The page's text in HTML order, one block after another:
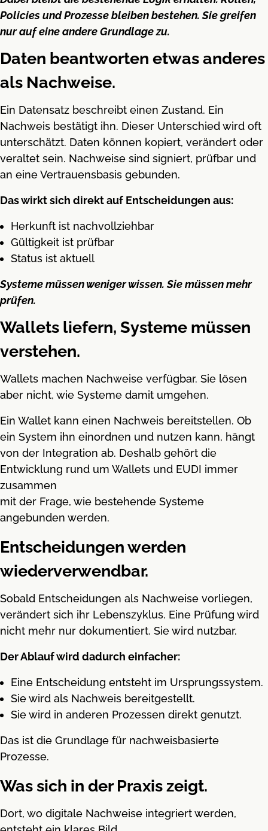
Policies und Prozesse bleiben bestehen. Sie greifen
nur auf eine andere Grundlage zu.
Daten beantworten etwas anderes
als Nachweise.
Ein Datensatz beschreibt einen Zustand. Ein
Nachweis bestätigt ihn. Dieser Unterschied wird oft
unterschätzt. Daten können kopiert, verändert oder
veraltet sein. Nachweise sind signiert, prüfbar und
an eine Vertrauensbasis gebunden.
Das wirkt sich direkt auf Entscheidungen aus:
Herkunft ist nachvollziehbar
Gültigkeit ist prüfbar
Status ist aktuell
Systeme müssen weniger wissen. Sie müssen mehr
prüfen.
Wallets liefern, Systeme müssen
verstehen.
Wallets machen Nachweise verfügbar. Sie lösen
aber nicht, wie Systeme damit umgehen.
Ein Wallet kann einen Nachweis bereitstellen. Ob
ein System ihn einordnen und nutzen kann, hängt
von der Integration ab. Deshalb gehört die
Entwicklung rund um Wallets und EUDI immer
zusammen
mit der Frage, wie bestehende Systeme
angebunden werden.
Entscheidungen werden
wiederverwendbar.
Sobald Entscheidungen als Nachweise vorliegen,
verändert sich ihr Lebenszyklus. Eine Prüfung wird
nicht mehr nur dokumentiert. Sie wird nutzbar.
Der Ablauf wird dadurch einfacher:
Eine Entscheidung entsteht im Ursprungssystem.
Sie wird als Nachweis bereitgestellt.
Sie wird in anderen Prozessen direkt genutzt.
Das ist die Grundlage für nachweisbasierte
Prozesse.
Was sich in der Praxis zeigt.
Dort, wo digitale Nachweise integriert werden,